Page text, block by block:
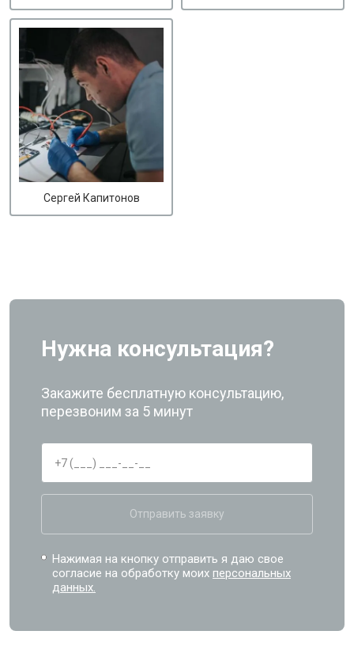
Сергей Капитонов
Нужна консультация?
Закажите бесплатную консультацию,
перезвоним за 5 минут
Отправить заявку
Нажимая на кнопку отправить я даю свое
согласие на обработку моихперсональных
данных.